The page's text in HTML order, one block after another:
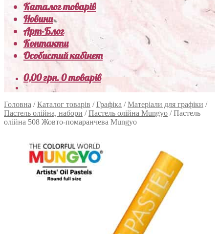
Каталог товарів
Новини
Арт-Блог
Контакти
Особистий кабінет
0,00грн.0 товарів
Головна /Каталог товарів /Графіка /Матеріали для графіки /
Пастель олійна, набори /Пастель олійна Mungyo /Пастель
олійна 508 Жовто-помаранчева Mungyo